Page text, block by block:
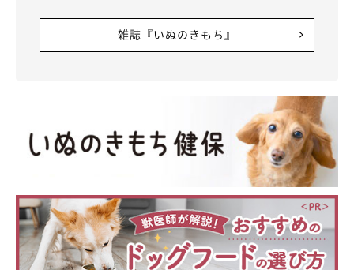
雑誌『いぬのきもち』